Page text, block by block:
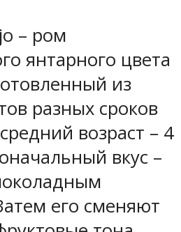
– ром
янтарного цвета
из
разных сроков
возраст – 4
вкус –
его сменяют